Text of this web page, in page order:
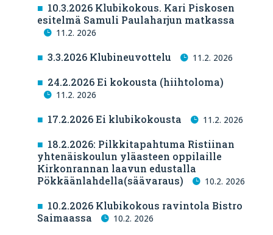
10.3.2026 Klubikokous. Kari Piskosen
esitelmä Samuli Paulaharjun matkassa
11.2. 2026
3.3.2026 Klubineuvottelu 11.2. 2026
24.2.2026 Ei kokousta (hiihtoloma)
11.2. 2026
17.2.2026 Ei klubikokousta 11.2. 2026
18.2.2026: Pilkkitapahtuma Ristiinan
yhtenäiskoulun yläasteen oppilaille
Kirkonrannan laavun edustalla
Pökkäänlahdella(säävaraus)
10.2. 2026
10.2.2026 Klubikokous ravintola Bistro
Saimaassa
10.2. 2026